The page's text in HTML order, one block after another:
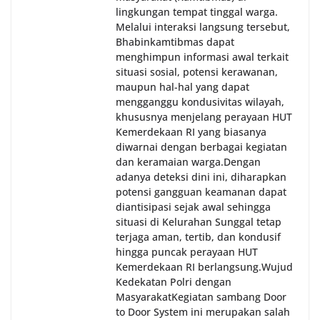
lingkungan tempat tinggal warga.
Melalui interaksi langsung tersebut,
Bhabinkamtibmas dapat
menghimpun informasi awal terkait
situasi sosial, potensi kerawanan,
maupun hal-hal yang dapat
mengganggu kondusivitas wilayah,
khususnya menjelang perayaan HUT
Kemerdekaan RI yang biasanya
diwarnai dengan berbagai kegiatan
dan keramaian warga.‎‎Dengan
adanya deteksi dini ini, diharapkan
potensi gangguan keamanan dapat
diantisipasi sejak awal sehingga
situasi di Kelurahan Sunggal tetap
terjaga aman, tertib, dan kondusif
hingga puncak perayaan HUT
Kemerdekaan RI berlangsung.‎‎Wujud
Kedekatan Polri dengan
Masyarakat‎Kegiatan sambang Door
to Door System ini merupakan salah